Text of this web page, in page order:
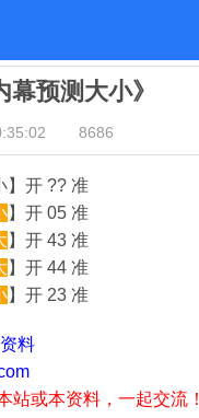
预测大小》
8686
】开 ?? 准
】开 05 准
】开 43 准
】开 44 准
】开 23 准
料
站或本资料，一起交流！